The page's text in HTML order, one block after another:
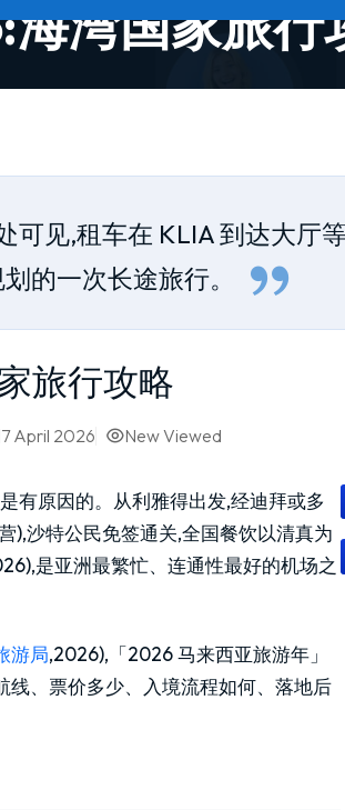
湾国家旅行
可见,租车在 KLIA 到达大厅等
的一次长途旅行。
旅行攻略
7 April 2026 NewViewed
有原因的。从利雅得出发,经迪拜或多
),沙特公民免签通关,全国餐饮以清真为
是亚洲最繁忙、连通性最好的机场之
游局,2026),「2026 马来西亚旅游年」
线、票价多少、入境流程如何、落地后